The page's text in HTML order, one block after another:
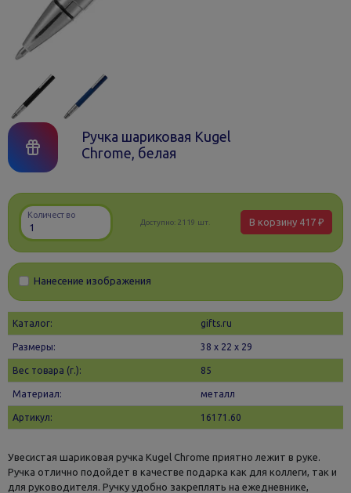
Ручка шариковая Kugel
Chrome, белая
Количество
Доступно: 2119 шт. В корзину 417 ₽
Нанесение изображения
Каталог: gifts.ru
Размеры: 38 х 22 x 29
Вес товара (г.): 85
Материал: металл
Артикул: 16171.60
Увесистая шариковая ручка Kugel Chrome приятно лежит в руке.
Ручка отлично подойдет в качестве подарка как для коллеги, так и
для руководителя. Ручку удобно закреплять на ежедневнике,